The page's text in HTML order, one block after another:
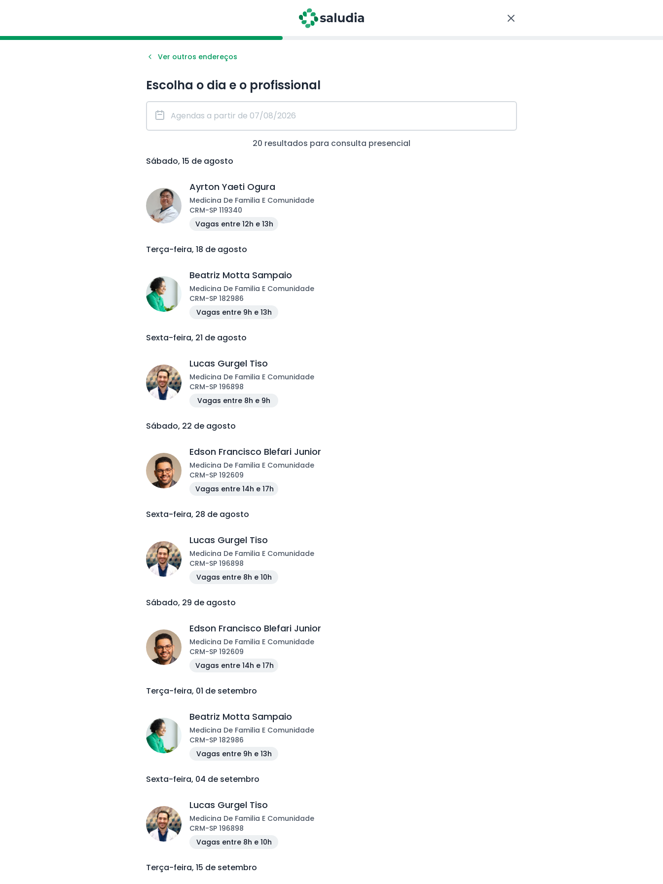
Ver outros endereços
Escolha o dia e o profissional
20 resultados para consulta presencial
Sábado, 15 de agosto
Ayrton Yaeti Ogura
Medicina De Familia E Comunidade
CRM-SP 119340
Vagas entre 12h e 13h
Terça-feira, 18 de agosto
Beatriz Motta Sampaio
Medicina De Familia E Comunidade
CRM-SP 182986
Vagas entre 9h e 13h
Sexta-feira, 21 de agosto
Lucas Gurgel Tiso
Medicina De Familia E Comunidade
CRM-SP 196898
Vagas entre 8h e 9h
Sábado, 22 de agosto
Edson Francisco Blefari Junior
Medicina De Familia E Comunidade
CRM-SP 192609
Vagas entre 14h e 17h
Sexta-feira, 28 de agosto
Lucas Gurgel Tiso
Medicina De Familia E Comunidade
CRM-SP 196898
Vagas entre 8h e 10h
Sábado, 29 de agosto
Edson Francisco Blefari Junior
Medicina De Familia E Comunidade
CRM-SP 192609
Vagas entre 14h e 17h
Terça-feira, 01 de setembro
Beatriz Motta Sampaio
Medicina De Familia E Comunidade
CRM-SP 182986
Vagas entre 9h e 13h
Sexta-feira, 04 de setembro
Lucas Gurgel Tiso
Medicina De Familia E Comunidade
CRM-SP 196898
Vagas entre 8h e 10h
Terça-feira, 15 de setembro